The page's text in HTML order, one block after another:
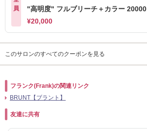
員
"高明度" フルブリーチ＋カラー 20000
¥20,000
このサロンのすべてのクーポンを見る
フランク(Frank)の関連リンク
BRUNT【ブラント】
友達に共有